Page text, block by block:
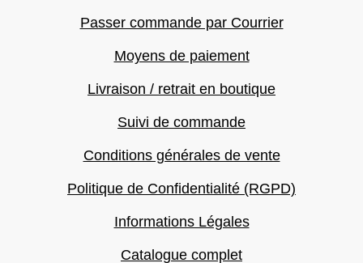
Passer commande par Courrier
Moyens de paiement
Livraison / retrait en boutique
Suivi de commande
Conditions générales de vente
Politique de Confidentialité (RGPD)
Informations Légales
Catalogue complet